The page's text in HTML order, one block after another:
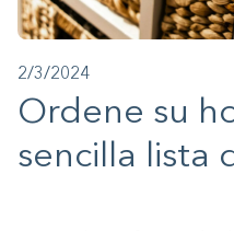
2/3/2024
Ordene su
sencilla lista